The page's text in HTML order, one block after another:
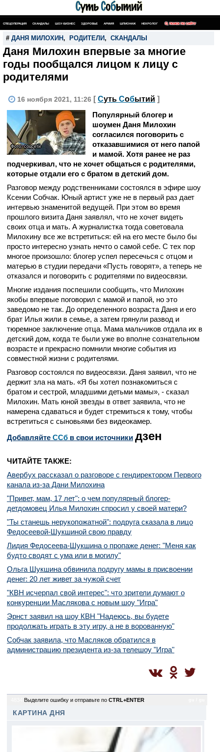
СПЕЦОПЕРАЦИЯ СКАНДАЛЫ ШОУ-БИЗНЕС ЗДОРОВЬЕ АРМИЯ ШПИОНАЖ НЕКРОЛОГ ПОИСК ПО САЙТУ
# ДАНЯ МИЛОХИН , РОДИТЕЛИ , СКАНДАЛЫ
Даня Милохин впервые за многие
годы пообщался лицом к лицу с
родителями
16 ноября 2021, 11:26 [ Суть Событий ]
Фото: соцсети
Популярный блогер и
шоумен Даня Милохин
согласился поговорить с
отказавшимися от него папой
и мамой. Хотя ранее не раз
подчеркивал, что не хочет общаться с родителями,
которые отдали его с братом в детский дом.
Разговор между родственниками состоялся в эфире шоу
Ксении Собчак. Юный артист уже не в первый раз дает
интервью знаменитой ведущей. При этом во время
прошлого визита Даня заявлял, что не хочет видеть
своих отца и мать. А журналистка тогда советовала
Милохину все же встретиться: ей на его месте было бы
просто интересно узнать нечто о самой себе. С тех пор
многое произошло: блогер успел пересечься с отцом и
матерью в студии передачи «Пусть говорят», а теперь не
отказался и поговорить с родителями по видеосвязи.
Многие издания поспешили сообщить, что Милохин
якобы впервые поговорил с мамой и папой, но это
заведомо не так. До определенного возраста Даня и его
брат Илья жили в семье, а затем грянули развод и
тюремное заключение отца. Мама мальчиков отдала их в
детский дом, когда те были уже во вполне сознательном
возрасте и прекрасно помнили многие события из
совместной жизни с родителями.
Разговор состоялся по видеосвязи. Даня заявил, что не
держит зла на мать. «Я бы хотел познакомиться с
братом и сестрой, младшими детьми мамы», - сказал
Милохин. Мать юной звезды в ответ заявила, что не
намерена сдаваться и будет стремиться к тому, чтобы
встретиться с сыновьями без видеокамер.
Добавляйте CСб в свои источники дзен
ЧИТАЙТЕ ТАКЖЕ:
Авербух рассказал о разговоре с гендиректором Первого
канала из-за Дани Милохина
"Привет, мам, 17 лет": о чем популярный блогер-
детдомовец Илья Милохин спросил у своей матери?
"Ты станешь нерукопожатной": подруга сказала в лицо
Федосеевой-Шукшиной свою правду
Лидия Федосеева-Шукшина о пропаже денег: "Меня как
будто сводят с ума или в могилу"
Ольга Шукшина обвинила подругу мамы в присвоении
денег: 20 лет живет за чужой счет
"КВН исчерпал свой интерес": что зрители думают о
конкуренции Маслякова с новым шоу "Игра"
Эрнст заявил на шоу КВН "Надеюсь, вы будете
продолжать играть в эту игру, а не в ворованную"
Собчак заявила, что Масляков обратился в
администрацию президента из-за телешоу "Игра"
Выделите ошибку и отправьте по CTRL+ENTER
КАРТИНА ДНЯ